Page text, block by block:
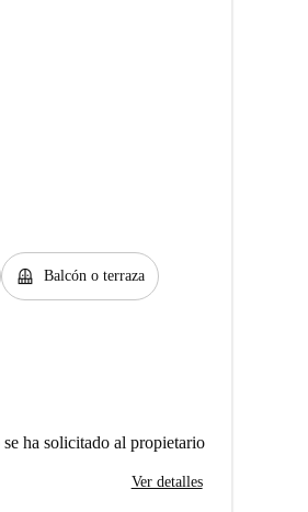
balcony Balcón o terraza
ha solicitado al propietario
Ver detalles